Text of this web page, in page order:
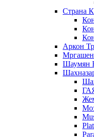
Страна
Аркон
Мргашен
Шаумян